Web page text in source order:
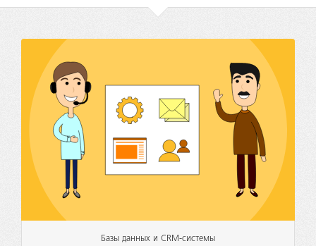
Базы данных и CRM-системы